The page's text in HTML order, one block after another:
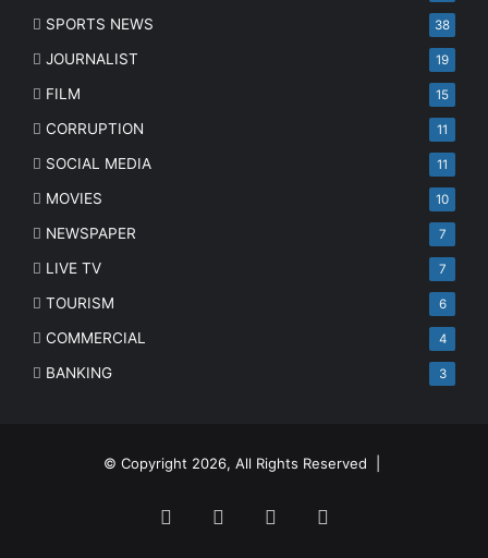
SPORTS NEWS 38
JOURNALIST 19
FILM 15
CORRUPTION 11
SOCIAL MEDIA 11
MOVIES 10
NEWSPAPER 7
LIVE TV 7
TOURISM 6
COMMERCIAL 4
BANKING 3
© Copyright 2026, All Rights Reserved |
FacebookTwitter YouTube